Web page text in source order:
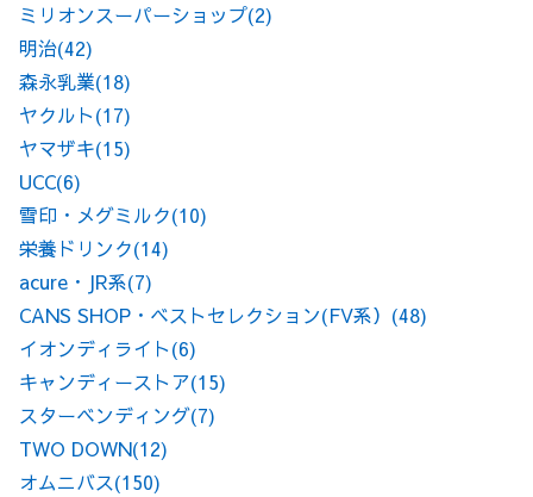
ミリオンスーパーショップ(2)
明治(42)
森永乳業(18)
ヤクルト(17)
ヤマザキ(15)
UCC(6)
雪印・メグミルク(10)
栄養ドリンク(14)
acure・JR系(7)
CANS SHOP・ベストセレクション(FV系） (48)
イオンディライト(6)
キャンディーストア(15)
スターベンディング(7)
TWO DOWN(12)
オムニバス(150)